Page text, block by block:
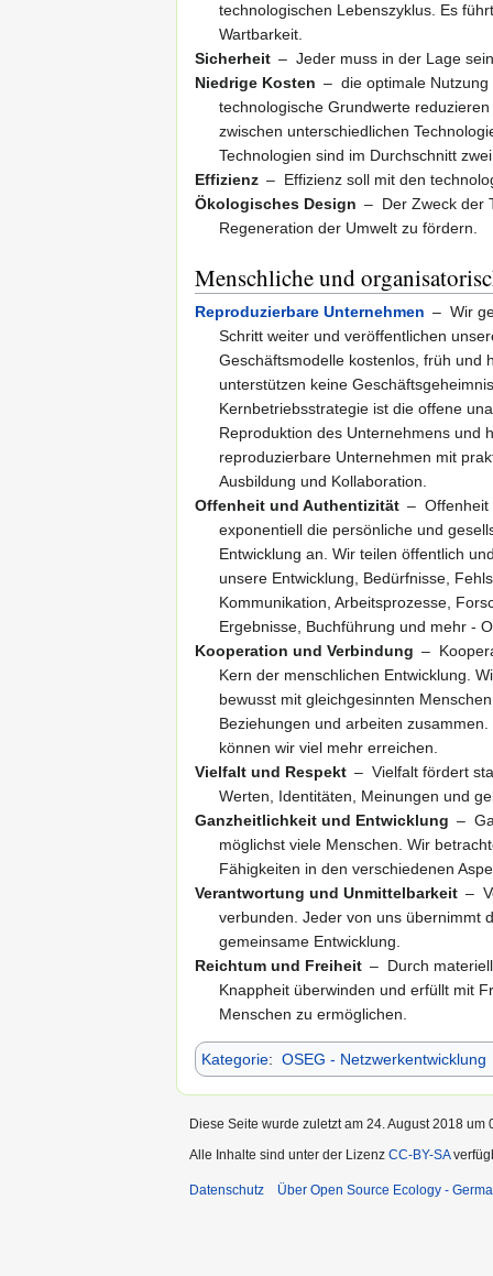
technologischen Lebenszyklus. Es
Wartbarkeit.
Sicherheit – Jeder muss in der Lage
Niedrige Kosten – die optimale Nutzung
technologische Grundwerte
zwischen unterschiedlichen
Technologien sind im Durchschnitt
Effizienz – Effizienz soll mit den
Ökologisches Design – Der Zweck der
Regeneration der Umwelt zu fördern.
Menschliche und
Reproduzierbare Unternehmen – Wir
Schritt weiter und veröffentlichen
Geschäftsmodelle kostenlos, früh und
unterstützen keine
Kernbetriebsstrategie ist die offene
Reproduktion des Unternehmens und
reproduzierbare Unternehmen mit
Ausbildung und Kollaboration.
Offenheit und Authentizität – Offenheit
exponentiell die persönliche und
Entwicklung an. Wir teilen öffentlich
unsere Entwicklung, Bedürfnisse,
Kommunikation, Arbeitsprozesse,
Ergebnisse, Buchführung und mehr -
Kooperation und Verbindung –
Kern der menschlichen Entwicklung.
bewusst mit gleichgesinnten
Beziehungen und arbeiten
können wir viel mehr erreichen.
Vielfalt und Respekt – Vielfalt fördert
Werten, Identitäten, Meinungen und
Ganzheitlichkeit und Entwicklung –
möglichst viele Menschen. Wir
Fähigkeiten in den verschiedenen
Verantwortung und Unmittelbarkeit –
verbunden. Jeder von uns übernimmt
gemeinsame Entwicklung.
Reichtum und Freiheit – Durch
Knappheit überwinden und erfüllt mit
Menschen zu ermöglichen.
Kategorie: OSEG - Netzwerkentwicklung
Diese Seite wurde zuletzt am 24. August 2018 um
Alle Inhalte sind unter der Lizenz CC-BY-SA
Datenschutz Über Open Source Ecology -